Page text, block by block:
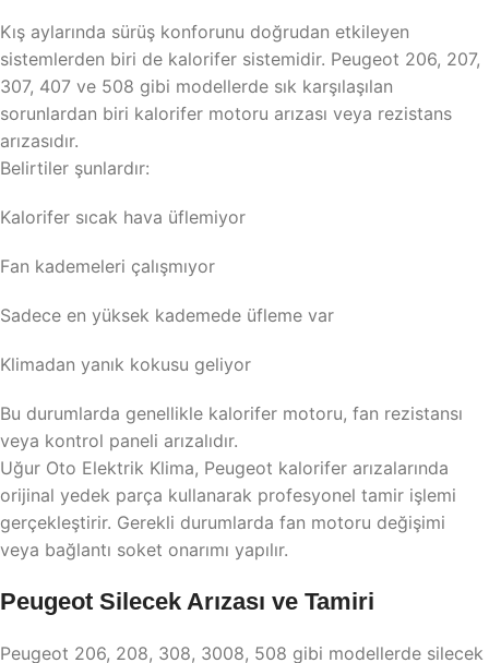
Kış aylarında sürüş konforunu doğrudan etkileyen
sistemlerden biri de kalorifer sistemidir. Peugeot 206, 207,
307, 407 ve 508 gibi modellerde sık karşılaşılan
sorunlardan biri kalorifer motoru arızası veya rezistans
arızasıdır.
Belirtiler şunlardır:
Kalorifer sıcak hava üflemiyor
Fan kademeleri çalışmıyor
Sadece en yüksek kademede üfleme var
Klimadan yanık kokusu geliyor
Bu durumlarda genellikle kalorifer motoru, fan rezistansı
veya kontrol paneli arızalıdır.
Uğur Oto Elektrik Klima, Peugeot kalorifer arızalarında
orijinal yedek parça kullanarak profesyonel tamir işlemi
gerçekleştirir. Gerekli durumlarda fan motoru değişimi
veya bağlantı soket onarımı yapılır.
Peugeot Silecek Arızası ve Tamiri
Peugeot 206, 208, 308, 3008, 508 gibi modellerde silecek